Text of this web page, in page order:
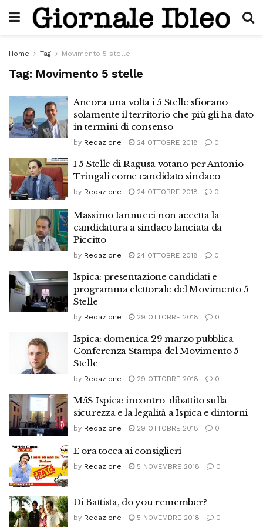
Home Tag Movimento 5 stelle
Tag: Movimento 5 stelle
Ancora una volta i 5 Stelle sfiorano
solamente il territorio che più gli ha dato
in termini di consenso
by Redazione 24 OTTOBRE 2018 0
I 5 Stelle di Ragusa votano per Antonio
Tringali come candidato sindaco
by Redazione 24 OTTOBRE 2018 0
Massimo Iannucci non accetta la
candidatura a sindaco lanciata da
Piccitto
by Redazione 24 OTTOBRE 2018 0
Ispica: presentazione candidati e
programma elettorale del Movimento 5
Stelle
by Redazione 29 OTTOBRE 2018 0
Ispica: domenica 29 marzo pubblica
Conferenza Stampa del Movimento 5
Stelle
by Redazione 29 OTTOBRE 2018 0
M5S Ispica: incontro-dibattito sulla
sicurezza e la legalità a Ispica e dintorni
by Redazione 29 OTTOBRE 2018 0
E ora tocca ai consiglieri
by Redazione 5 NOVEMBRE 2018 0
Di Battista, do you remember?
by Redazione 5 NOVEMBRE 2018 0